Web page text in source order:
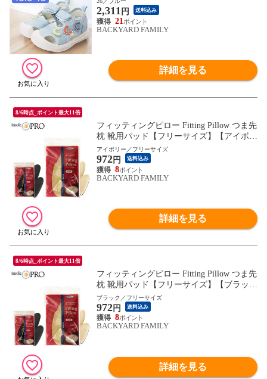
2,311 円 送料込み
21
BACKYARD FAMILY
詳細を見る
8/6時点_ポイント最大11倍
フィッティングピロー Fitting Pillow つま先
枕 靴用パッド【フリーサイズ】【アイボリ
ー】
アイボリー／フリーサイズ
972円 送料込み
8
BACKYARD FAMILY
詳細を見る
8/6時点_ポイント最大11倍
フィッティングピロー Fitting Pillow つま先
枕 靴用パッド【フリーサイズ】【ブラッ
ク】
ブラック／フリーサイズ
972円 送料込み
8
BACKYARD FAMILY
詳細を見る